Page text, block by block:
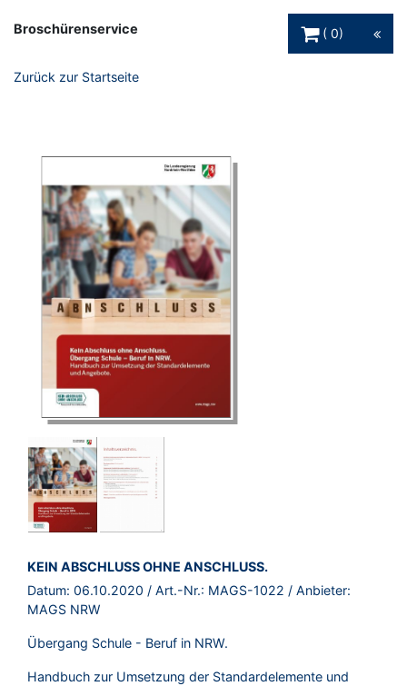
Broschürenservice
0
Zurück zur Startseite
BROSCHÜRE:
KEIN ABSCHLUSS OHNE ANSCHLUSS.
Datum: 06.10.2020 / Art.-Nr.: MAGS-1022 / Anbieter:
MAGS NRW
Übergang Schule - Beruf in NRW.
Handbuch zur Umsetzung der Standardelemente und